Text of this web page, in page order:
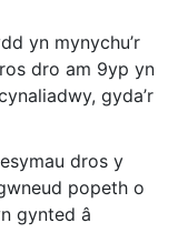
yn mynychu’r
dro am 9yp yn
gyda’r
dros y
popeth o
gynted â